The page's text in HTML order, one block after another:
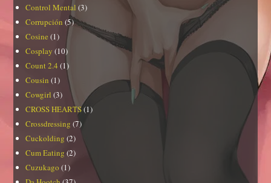
Control Mental (3)
Corrupción (5)
Cosine (1)
Cosplay (10)
Count 2.4 (1)
Cousin (1)
Cowgirl (3)
CROSS HEARTS(1)
Crossdressing (7)
Cuckolding (2)
Cum Eating (2)
Cuzukago (1)